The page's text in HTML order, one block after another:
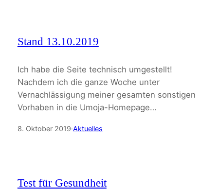
Stand 13.10.2019
Ich habe die Seite technisch umgestellt!
Nachdem ich die ganze Woche unter
Vernachlässigung meiner gesamten sonstigen
Vorhaben in die Umoja-Homepage…
8. Oktober 2019·Aktuelles
Test für Gesundheit